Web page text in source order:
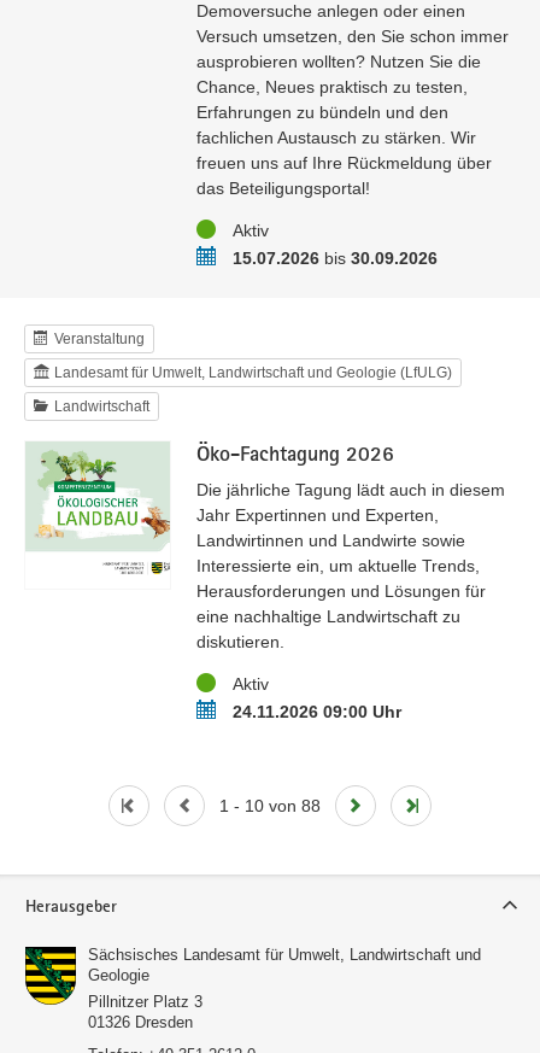
Demoversuche anlegen oder einen
Versuch umsetzen, den Sie schon immer
ausprobieren wollten? Nutzen Sie die
Chance, Neues praktisch zu testen,
Erfahrungen zu bündeln und den
fachlichen Austausch zu stärken. Wir
freuen uns auf Ihre Rückmeldung über
das Beteiligungsportal!
StatusAktiv
Zeitraum15.07.2026bis 30.09.2026
Veranstaltung
Landesamt für Umwelt, Landwirtschaft und Geologie (LfULG)
Landwirtschaft
Öko-Fachtagung 2026
Die jährliche Tagung lädt auch in diesem
Jahr Expertinnen und Experten,
Landwirtinnen und Landwirte sowie
Interessierte ein, um aktuelle Trends,
Herausforderungen und Lösungen für
eine nachhaltige Landwirtschaft zu
diskutieren.
StatusAktiv
Termin24.11.2026 09:00 Uhr
1 - 10 von 88
Herausgeber
Sächsisches Landesamt für Umwelt, Landwirtschaft und
Geologie
Pillnitzer Platz 3
01326 Dresden